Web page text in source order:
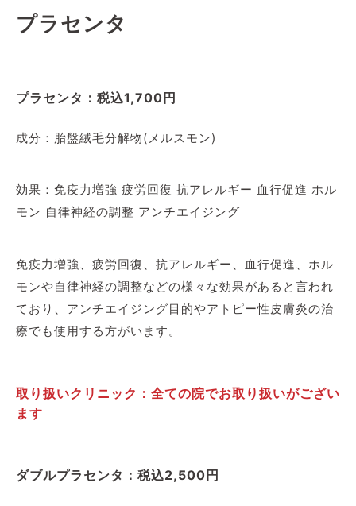
プラセンタ
プラセンタ：税込1,700円
成分：胎盤絨毛分解物(メルスモン)
効果：免疫力増強 疲労回復 抗アレルギー 血行促進 ホル
モン 自律神経の調整 アンチエイジング
免疫力増強、疲労回復、抗アレルギー、血行促進、ホル
モンや自律神経の調整などの様々な効果があると言われ
ており、アンチエイジング目的やアトピー性皮膚炎の治
療でも使用する方がいます。
取り扱いクリニック：全ての院でお取り扱いがござい
ます
ダブルプラセンタ：税込2,500円